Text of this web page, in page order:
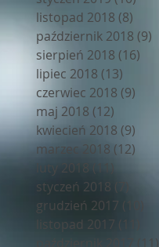
listopad 2018 (8)
październik 2018 (9)
sierpień 2018 (16)
lipiec 2018 (13)
czerwiec 2018 (9)
maj 2018 (12)
kwiecień 2018 (9)
marzec 2018 (12)
luty 2018
styczeń 2018
grudzień 2017 (10)
listopad 2017 (11)
październik 2017
(11)